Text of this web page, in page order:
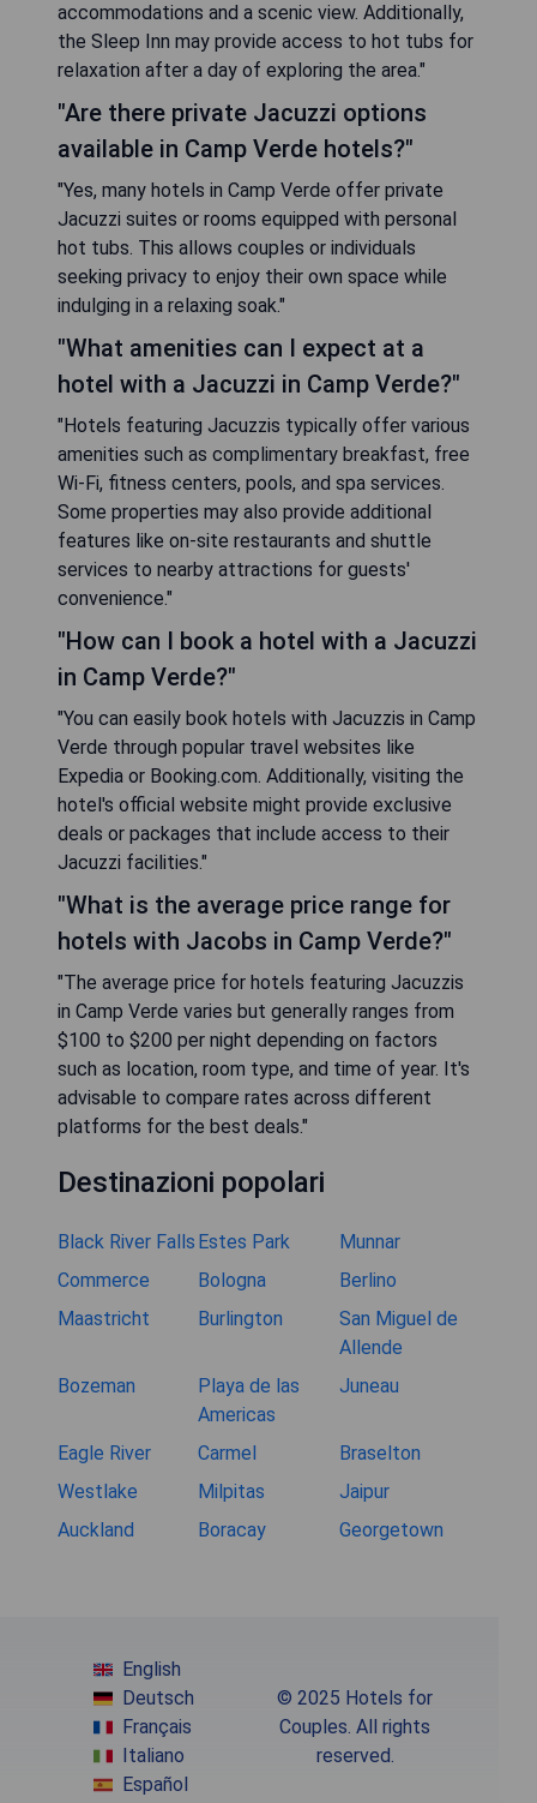
accommodations and a scenic view. Additionally,
the Sleep Inn may provide access to hot tubs for
relaxation after a day of exploring the area."
"Are there private Jacuzzi options
available in Camp Verde hotels?"
"Yes, many hotels in Camp Verde offer private
Jacuzzi suites or rooms equipped with personal
hot tubs. This allows couples or individuals
seeking privacy to enjoy their own space while
indulging in a relaxing soak."
"What amenities can I expect at a
hotel with a Jacuzzi in Camp Verde?"
"Hotels featuring Jacuzzis typically offer various
amenities such as complimentary breakfast, free
Wi-Fi, fitness centers, pools, and spa services.
Some properties may also provide additional
features like on-site restaurants and shuttle
services to nearby attractions for guests'
convenience."
"How can I book a hotel with a Jacuzzi
in Camp Verde?"
"You can easily book hotels with Jacuzzis in Camp
Verde through popular travel websites like
Expedia or Booking.com. Additionally, visiting the
hotel's official website might provide exclusive
deals or packages that include access to their
Jacuzzi facilities."
"What is the average price range for
hotels with Jacobs in Camp Verde?"
"The average price for hotels featuring Jacuzzis
in Camp Verde varies but generally ranges from
$100 to $200 per night depending on factors
such as location, room type, and time of year. It's
advisable to compare rates across different
platforms for the best deals."
Destinazioni popolari
Black River Falls Estes Park
Munnar
Commerce
Bologna
Berlino
Maastricht
Burlington
San Miguel de
Allende
Bozeman
Playa de las
Americas
Juneau
Eagle River Carmel
Braselton
Westlake
Milpitas
Jaipur
Auckland
Boracay Georgetown
English
Deutsch
Français
Italiano
Español
© 2025 Hotels for
Couples. All rights
reserved.